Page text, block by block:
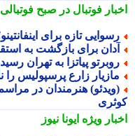
فوتبال در صبح فوتبالی
تازه برای اینفانتینو؛
برای بازگشت به
پیاتزا به تهران رسید؛ رقابت ۲۸ ملی پوش برای
زارع پرسپولیس را
هنرمندان در مراسم
ویژهایونا نیوز